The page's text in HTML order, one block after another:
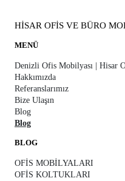
HİSAR OFİS VE BÜRO
MENÜ
Denizli Ofis Mobilyası | Hisar
Hakkımızda
Referanslarımız
Bize Ulaşın
Blog
Blog
BLOG
OFİS MOBİLYALARI
OFİS KOLTUKLARI